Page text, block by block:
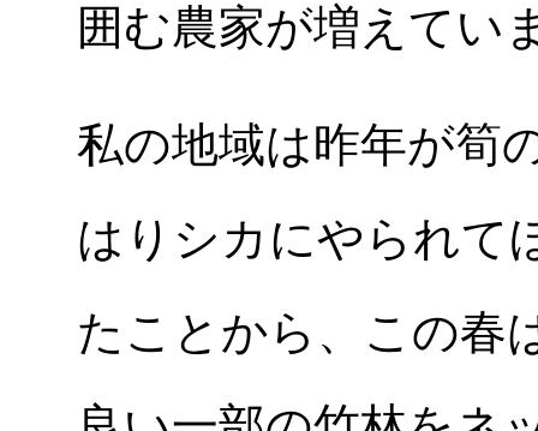
囲む農家が増えてい
私の地域は昨年が筍
はりシカにやられて
たことから、この春